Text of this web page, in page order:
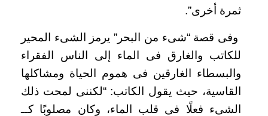
ثمرة أخرى”.
وفى قصة “شىء من البحر” يرمز الشىء المحير
للكاتب والغارق فى الماء إلى الناس الفقراء
والبسطاء الغارقين فى هموم الحياة ومشاكلها
القاسية، حيث يقول الكاتب: “لكننى لمحت ذلك
الشىء فعلًا فى قلب الماء، وكان مصلوبًا كــ